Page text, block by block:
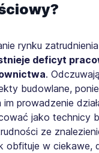
rynku
deficyt
.
budowlane,
prowadzenie
jako technicy
ze
obfituje w ciekawe,